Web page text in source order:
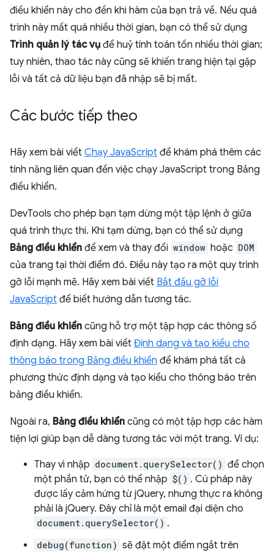
điều khiển này cho đến khi hàm của bạn trả về. Nếu quá
trình này mất quá nhiều thời gian, bạn có thể sử dụng
Trình quản lý tác vụ để huỷ tính toán tốn nhiều thời gian;
tuy nhiên, thao tác này cũng sẽ khiến trang hiện tại gặp
lỗi và tất cả dữ liệu bạn đã nhập sẽ bị mất.
Các bước tiếp theo
Hãy xem bài viết Chạy JavaScript để khám phá thêm các
tính năng liên quan đến việc chạy JavaScript trong Bảng
điều khiển.
DevTools cho phép bạn tạm dừng một tập lệnh ở giữa
quá trình thực thi. Khi tạm dừng, bạn có thể sử dụng
Bảng điều khiển để xem và thay đổi window hoặc DOM
của trang tại thời điểm đó. Điều này tạo ra một quy trình
gỡ lỗi mạnh mẽ. Hãy xem bài viết Bắt đầu gỡ lỗi
JavaScript để biết hướng dẫn tương tác.
Bảng điều khiển cũng hỗ trợ một tập hợp các thông số
định dạng. Hãy xem bài viết Định dạng và tạo kiểu cho
thông báo trong Bảng điều khiển để khám phá tất cả
phương thức định dạng và tạo kiểu cho thông báo trên
bảng điều khiển.
Ngoài ra, Bảng điều khiển cũng có một tập hợp các hàm
tiện lợi giúp bạn dễ dàng tương tác với một trang. Ví dụ:
Thay vì nhập document.querySelector() để chọn
một phần tử, bạn có thể nhập $() . Cú pháp này
được lấy cảm hứng từ jQuery, nhưng thực ra không
phải là jQuery. Đây chỉ là một email đại diện cho
document.querySelector() .
debug(function) sẽ đặt một điểm ngắt trên